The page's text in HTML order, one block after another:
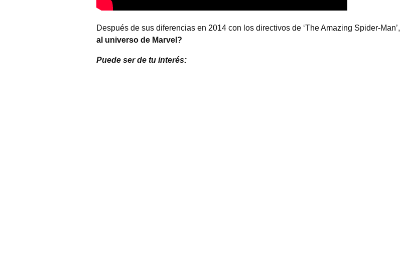
Después de sus diferencias en 2014 con los directivos de ‘The Amazing Spider-Man’,
al universo de Marvel?
Puede ser de tu interés: